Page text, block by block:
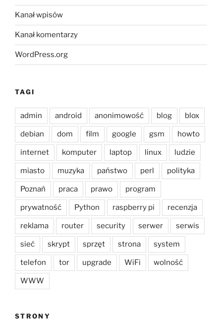
Kanał wpisów
Kanał komentarzy
WordPress.org
TAGI
admin android anonimowość blog blox
debian dom film google gsm howto
internet komputer laptop linux ludzie
miasto muzyka państwo perl polityka
Poznań praca prawo program
prywatność Python raspberry pi recenzja
reklama router security serwer serwis
sieć skrypt sprzęt strona system
telefon tor upgrade WiFi wolność
WWW
STRONY